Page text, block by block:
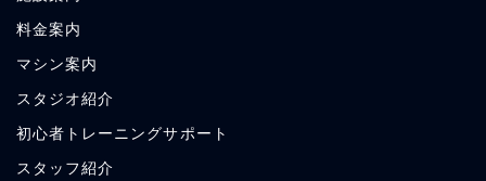
料金案内
マシン案内
スタジオ紹介
初心者トレーニングサポート
スタッフ紹介